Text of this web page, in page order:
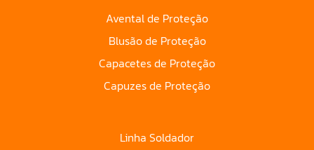
Avental de Proteção
Blusão de Proteção
Capacetes de Proteção
Capuzes de Proteção
Linha Soldador